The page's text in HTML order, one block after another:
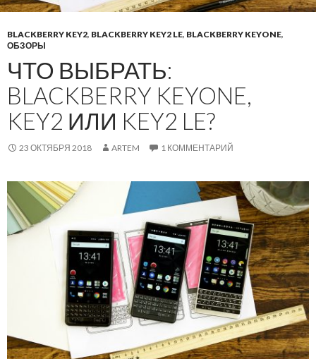
BLACKBERRY KEY2, BLACKBERRY KEY2 LE, BLACKBERRY KEYONE,
ОБЗОРЫ
ЧТО ВЫБРАТЬ:
BLACKBERRY KEYONE,
KEY2 ИЛИ KEY2 LE?
23 ОКТЯБРЯ 2018 ARTEM 1 КОММЕНТАРИЙ